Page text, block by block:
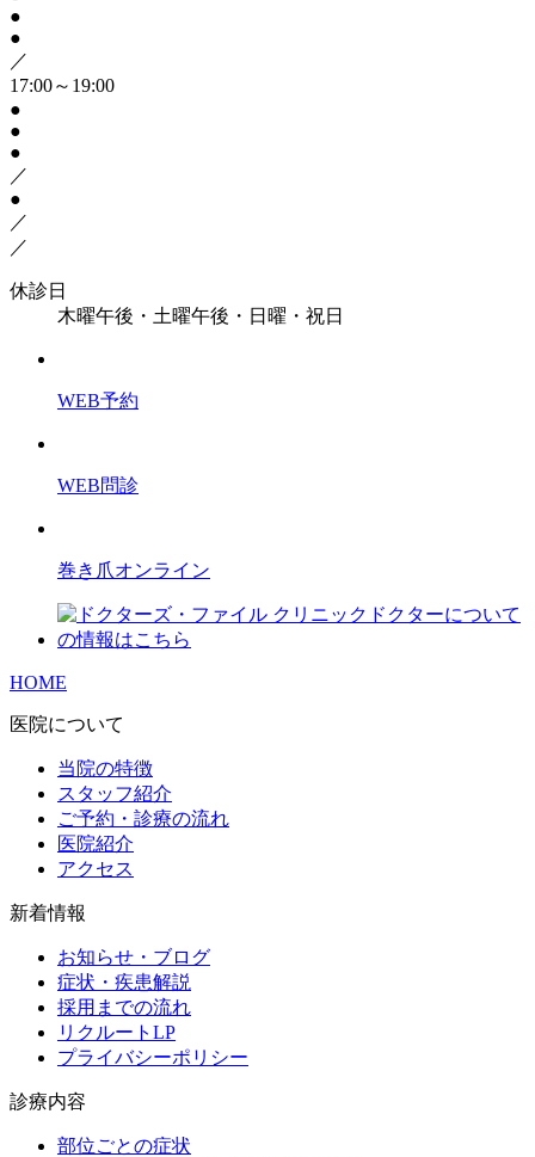
●
●
／
17:00～19:00
●
●
●
／
●
／
／
休診日
木曜午後・土曜午後・日曜・祝日
WEB予約
WEB問診
巻き爪オンライン
HOME
医院について
当院の特徴
スタッフ紹介
ご予約・診療の流れ
医院紹介
アクセス
新着情報
お知らせ・ブログ
症状・疾患解説
採用までの流れ
リクルートLP
プライバシーポリシー
診療内容
部位ごとの症状